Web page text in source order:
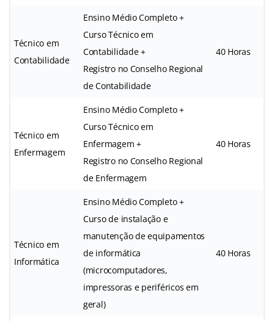
Técnico em
Contabilidade
Ensino Médio Completo +
Curso Técnico em
Contabilidade +
Registro no Conselho Regional
de Contabilidade
40 Horas
Técnico em
Enfermagem
Ensino Médio Completo +
Curso Técnico em
Enfermagem +
Registro no Conselho Regional
de Enfermagem
40 Horas
Técnico em
Informática
Ensino Médio Completo +
Curso de instalação e
manutenção de equipamentos
de informática
(microcomputadores,
impressoras e periféricos em
geral)
40 Horas